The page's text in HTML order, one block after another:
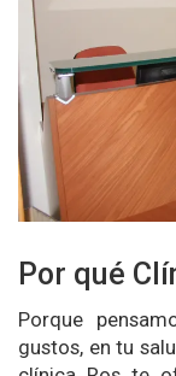
Por qué
Porque
gustos, en tu